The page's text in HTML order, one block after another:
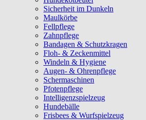
Sicherheit im Dunkeln
Maulkörbe
Fellpflege
Zahnpflege
Bandagen & Schutzkragen
Floh- & Zeckenmittel
Windeln & Hygiene
Augen- & Ohrenpflege
Schermaschinen
Pfotenpflege
Intelligenzspielzeug
Hundebälle
Frisbees & Wurfspielzeug